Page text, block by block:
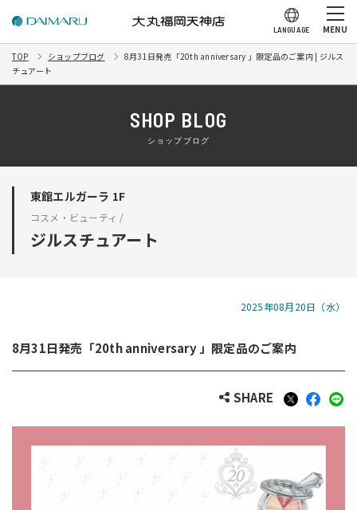
LANGUAGE MENU
TOP ショップブログ
8月31日発売「20th anniversary 」限定品のご案内 | ジルス
チュアート
SHOP BLOG
ショップブログ
東館エルガーラ 1F
コスメ・ビューティ /
ジルスチュアート
2025年08月20日（水）
8月31日発売「20th anniversary 」限定品のご案内
SHARE